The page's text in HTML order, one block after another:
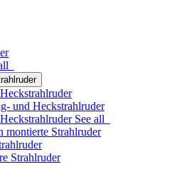
und Heckstrahlruder
See all
montierte Strahlruder
Strahlruder